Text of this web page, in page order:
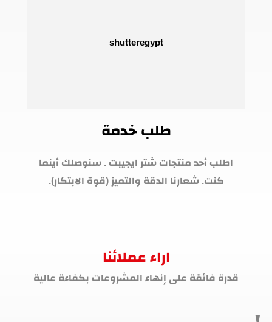
طلب خدمة
اطلب أحد منتجات شتر ايجيبت . سنوصلك أينما
كنت. شعارنا الدقة والتميز (قوة الابتكار).
اراء عملائنا
قدرة فائقة على إنهاء المشروعات بكفاءة عالية